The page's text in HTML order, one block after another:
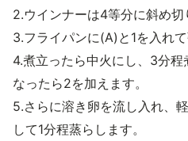
2.ウインナーは4等分に斜め切
3.フライパンに(A)と1を入れて
4.煮立ったら中火にし、3分程
なったら2を加えます。
5.さらに溶き卵を流し入れ、
して1分程蒸らします。